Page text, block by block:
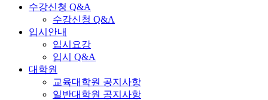
수강신청 Q&A
수강신청 Q&A
입시안내
입시요강
입시 Q&A
대학원
교육대학원 공지사항
일반대학원 공지사항